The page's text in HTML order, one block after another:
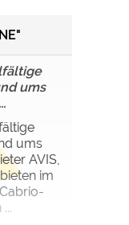
ums
ums
AVIS,
im